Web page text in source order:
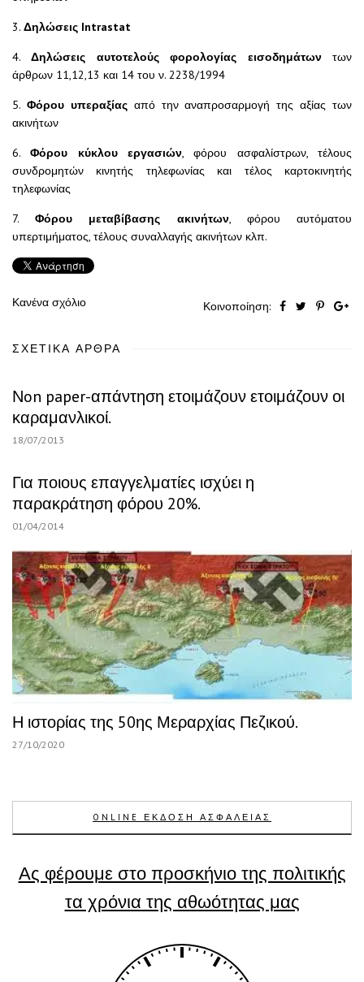
3. Δηλώσεις Intrastat
4.Δηλώσεις αυτοτελούς φορολογίας εισοδημάτωντων
άρθρων 11,12,13 και 14 του ν. 2238/1994
5. Φόρου υπεραξίαςαπό την αναπροσαρμογή της αξίας των
ακινήτων
6.Φόρου κύκλου εργασιών, φόρου ασφαλίστρων, τέλους
συνδρομητών κινητής τηλεφωνίας και τέλος καρτοκινητής
τηλεφωνίας
7.Φόρου μεταβίβασης ακινήτων, φόρου αυτόματου
υπερτιμήματος, τέλους συναλλαγής ακινήτων κλπ.
Κανένα σχόλιο Κοινοποίηση:
ΣΧΕΤΙΚΆ ΆΡΘΡΑ
Νon paper-απάντηση ετοιμάζουν ετοιμάζουν οι
καραμανλικοί.
18/07/2013
Για ποιους επαγγελματίες ισχύει η
παρακράτηση φόρου 20%.
01/04/2014
Η ιστορίας της 50ης Μεραρχίας Πεζικού.
27/10/2020
ONLINE ΕΚΔΟΣΗ ΑΣΦΑΛΕΙΑΣ
Ας φέρουμε στο προσκήνιο της πολιτικής
τα χρόνια της αθωότητας μας